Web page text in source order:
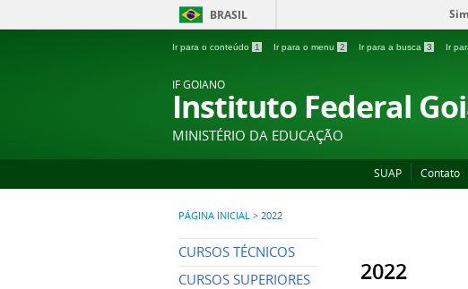
BRASIL
Ir para o conteúdo 1 Ir para o menu 2 Ir para a busca 3 Ir
IF GOIANO
Instituto Federal
MINISTÉRIO DA EDUCAÇÃO
SUAP Contato
PÁGINA INICIAL > 2022
CURSOS TÉCNICOS
CURSOS SUPERIORES
2022